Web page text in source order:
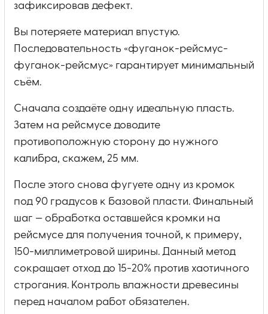
зафиксировав дефект.
Вы потеряете материал впустую.
Последовательность «фуганок-рейсмус-
фуганок-рейсмус» гарантирует минимальный
съём.
Сначала создаёте одну идеальную пласть.
Затем на рейсмусе доводите
противоположную сторону до нужного
калибра, скажем, 25 мм.
После этого снова фугуете одну из кромок
под 90 градусов к базовой пласти. Финальный
шаг — обработка оставшейся кромки на
рейсмусе для получения точной, к примеру,
150-миллиметровой ширины. Данный метод
сокращает отход до 15-20% против хаотичного
строгания. Контроль влажности древесины
перед началом работ обязателен.